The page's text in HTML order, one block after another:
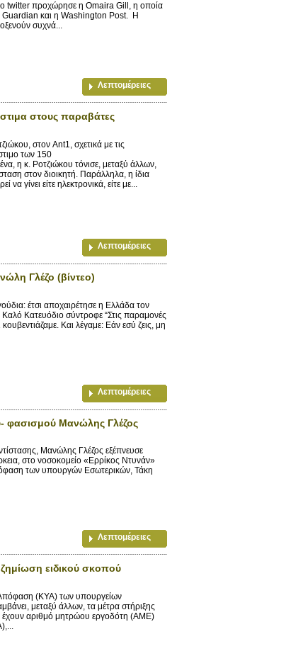
twitter προχώρησε η Omaira Gill, η οποία
Guardian και η Washington Post. Η
συχνά...
Λεπτομέρειες
στους παραβάτες
στον Ant1, σχετικά με τις
των 150
η κ. Ροτζιώκου τόνισε, μεταξύ άλλων,
στον διοικητή. Παράλληλα, η ίδια
γίνει είτε ηλεκτρονικά, είτε με...
Λεπτομέρειες
Γλέζο (βίντεο)
έτσι αποχαιρέτησε η Ελλάδα τον
Κατευόδιο σύντροφε “Στις παραμονές
Και λέγαμε: Εάν εσύ ζεις, μη
Λεπτομέρειες
φασισμού Μανώλης Γλέζος
Μανώλης Γλέζος εξέπνευσε
στο νοσοκομείο «Ερρίκος Ντυνάν»
των υπουργών Εσωτερικών, Τάκη
Λεπτομέρειες
ειδικού σκοπού
(ΚΥΑ) των υπουργείων
μεταξύ άλλων, τα μέτρα στήριξης
έχουν αριθμό μητρώου εργοδότη (ΑΜΕ)